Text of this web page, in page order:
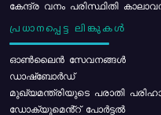
കേന്ദ്ര വനം പരിസ്ഥിതി
പ്രധാനപ്പെട്ട ലിങ്കുകൾ
ഓൺലൈൻ സേവനങ്ങൾ
ഡാഷ്ബോർഡ്
മുഖ്യമന്ത്രിയുടെ പരാതി
ഡോക്യുമെൻ്റ് പോർട്ടൽ